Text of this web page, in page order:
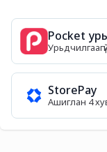
Pocket
StorePay
Ашиглан 4